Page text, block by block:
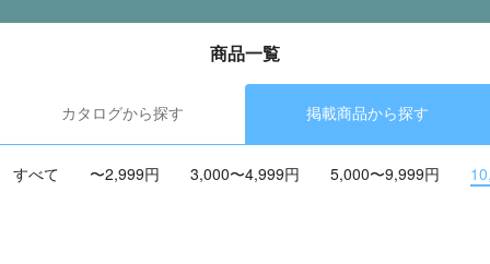
商品一覧
カタログから探す 掲載商品から探す
すべて 〜2,999円 3,000〜4,999円 5,000〜9,999円